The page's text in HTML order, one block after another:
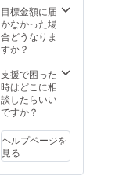
け予定
です。
（ご注
文状
用部材
の供給
状況、
製造工
都合等
により
出荷時
期が遅
目標金額に届
かなかった場
合どうなりま
すか？
支援で困った
時はどこに相
談したらいい
ですか？
ヘルプページを
見る